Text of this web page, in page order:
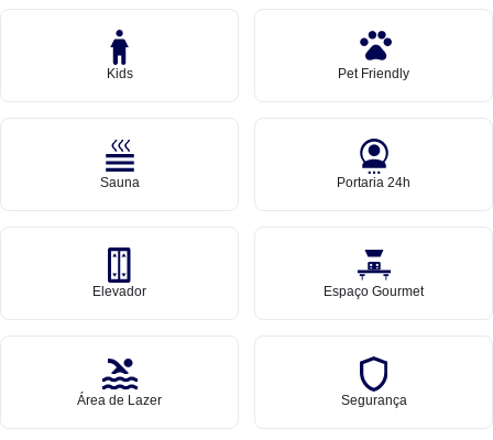
Kids Pet Friendly
Sauna Portaria 24h
Elevador Espaço Gourmet
Área de Lazer Segurança